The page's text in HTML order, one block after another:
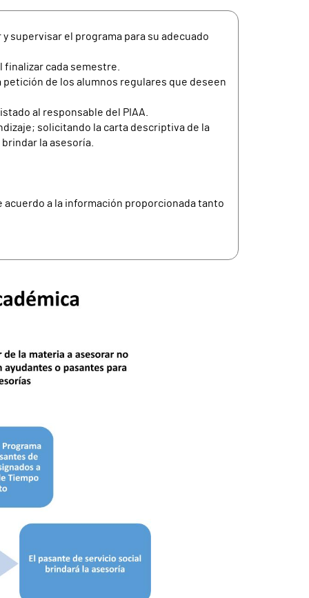
supervisar el programa para su adecuado
cada semestre.
de los alumnos regulares que deseen
al responsable del PIAA.
solicitando la carta descriptiva de la
la asesoría.
acuerdo a la información proporcionada tanto